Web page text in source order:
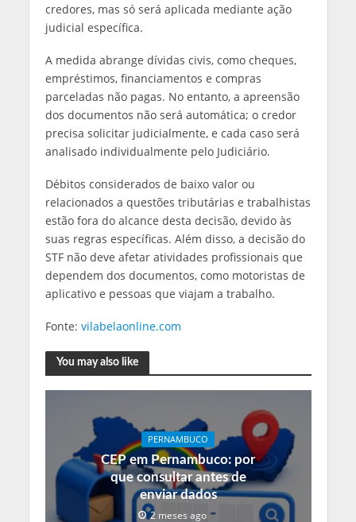
credores, mas só será aplicada mediante ação
judicial específica.
A medida abrange dívidas civis, como cheques,
empréstimos, financiamentos e compras
parceladas não pagas. No entanto, a apreensão
dos documentos não será automática; o credor
precisa solicitar judicialmente, e cada caso será
analisado individualmente pelo Judiciário.
Débitos considerados de baixo valor ou
relacionados a questões tributárias e trabalhistas
estão fora do alcance desta decisão, devido às
suas regras específicas. Além disso, a decisão do
STF não deve afetar atividades profissionais que
dependem dos documentos, como motoristas de
aplicativo e pessoas que viajam a trabalho.
Fonte: vilabelaonline.com
You may also like
PERNAMBUCO
CEP em Pernambuco: por
que consultar antes de
enviar dados
2 meses ago